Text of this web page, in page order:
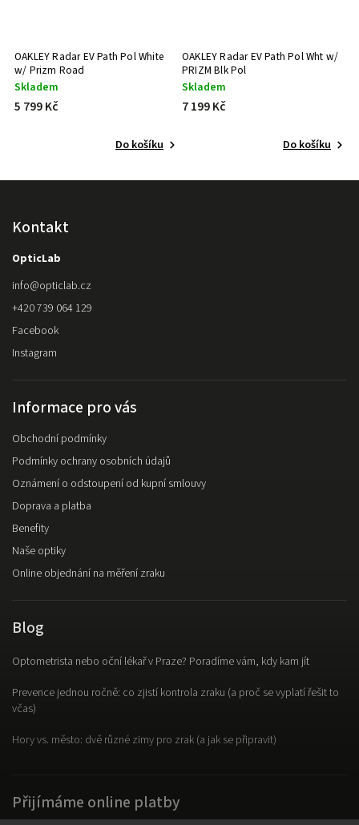
OAKLEY Radar EV Path Pol White
w/ Prizm Road
Skladem
5 799 Kč
Do košíku
OAKLEY Radar EV Path Pol Wht w/
PRIZM Blk Pol
Skladem
7 199 Kč
Do košíku
Kontakt
OpticLab
info@opticlab.cz
+420 739 064 129
Facebook
Instagram
Informace pro vás
Obchodní podmínky
Podmínky ochrany osobních údajů
Oznámení o odstoupení od kupní smlouvy
Doprava a platba
Benefity
Naše optiky
Online objednání na měření zraku
Blog
Optometrista nebo oční lékař v Praze? Poradíme vám, kdy kam jít
Prevence jednou ročně: co zjistí kontrola zraku (a proč se vyplatí řešit to
včas)
Hory vs. město: dvě různé zimy pro zrak (a jak se připravit)
Přijímáme online platby